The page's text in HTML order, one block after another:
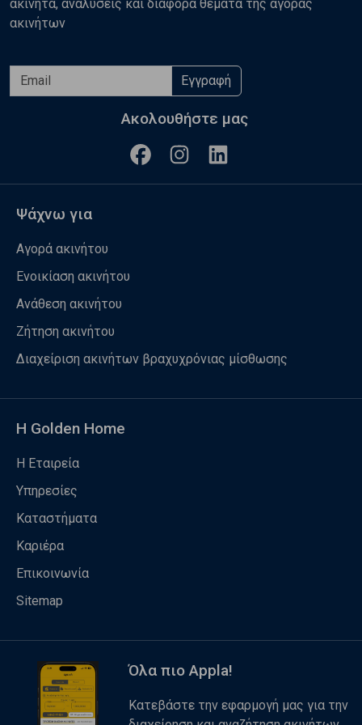
ακίνητα, αναλύσεις και διάφορα θέματα της αγοράς
ακινήτων
Εγγραφή
Ακολουθήστε μας
Ψάχνω για
Αγορά ακινήτου
Ενοικίαση ακινήτου
Ανάθεση ακινήτου
Ζήτηση ακινήτου
Διαχείριση ακινήτων βραχυχρόνιας μίσθωσης
Η Golden Home
Η Εταιρεία
Υπηρεσίες
Καταστήματα
Καριέρα
Επικοινωνία
Sitemap
Όλα πιο Appla!
Κατεβάστε την εφαρμογή μας για την